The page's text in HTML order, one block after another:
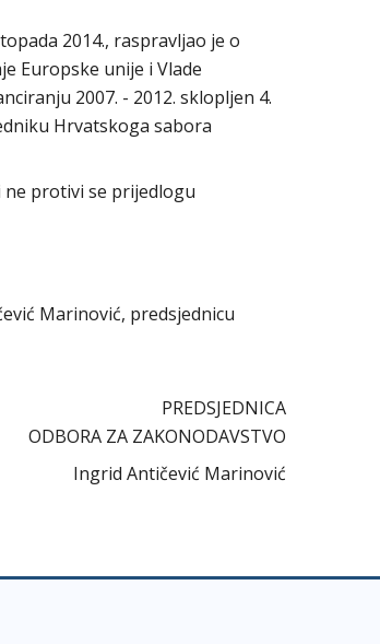
2014., raspravljao je o
Europske unije i Vlade
2007. - 2012. sklopljen 4.
Hrvatskoga sabora
ne protivi se prijedlogu
Marinović, predsjednicu
PREDSJEDNICA
ODBORA ZA ZAKONODAVSTVO
Ingrid Antičević Marinović